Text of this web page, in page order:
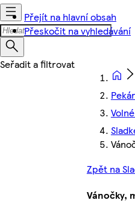
Přejít na hlavní obsah
Přeskočit na vyhledávání
Zpět na
Vánočky,